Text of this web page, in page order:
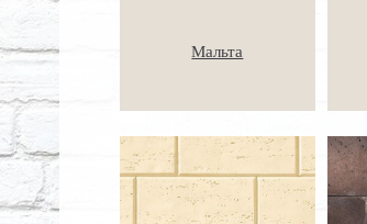
Мальта